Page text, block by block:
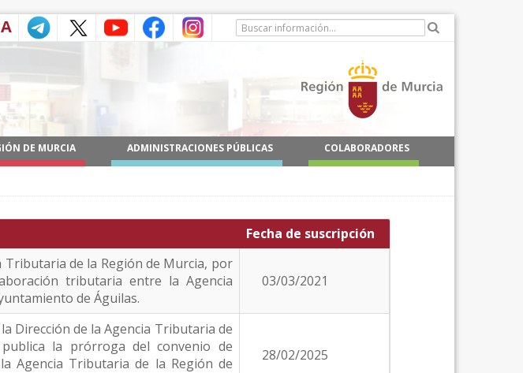
DE MURCIA ADMINISTRACIONES PÚBLICAS COLABORADORES
Fecha de suscripción
Tributaria de la Región de Murcia, por
tributaria entre la Agencia
de Águilas.
03/03/2021
Dirección de la Agencia Tributaria de
la prórroga del convenio de
Agencia Tributaria de la Región de
28/02/2025